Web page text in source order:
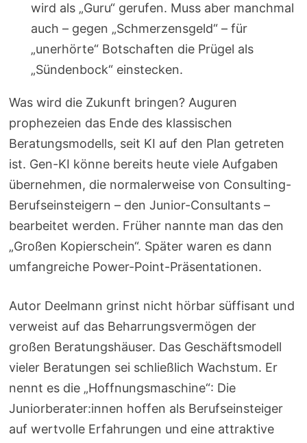
wird als „Guru“ gerufen. Muss aber manchmal
auch – gegen „Schmerzensgeld“ – für
„unerhörte“ Botschaften die Prügel als
„Sündenbock“ einstecken.
Was wird die Zukunft bringen? Auguren
prophezeien das Ende des klassischen
Beratungsmodells, seit KI auf den Plan getreten
ist. Gen-KI könne bereits heute viele Aufgaben
übernehmen, die normalerweise von Consulting-
Berufseinsteigern – den Junior-Consultants –
bearbeitet werden. Früher nannte man das den
„Großen Kopierschein“. Später waren es dann
umfangreiche Power-Point-Präsentationen.
Autor Deelmann grinst nicht hörbar süffisant und
verweist auf das Beharrungsvermögen der
großen Beratungshäuser. Das Geschäftsmodell
vieler Beratungen sei schließlich Wachstum. Er
nennt es die „Hoffnungsmaschine“: Die
Juniorberater:innen hoffen als Berufseinsteiger
auf wertvolle Erfahrungen und eine attraktive